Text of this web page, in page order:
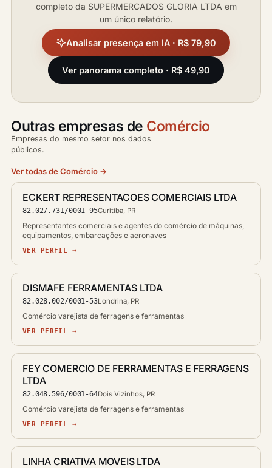
completo da SUPERMERCADOS GLORIA LTDA em
um único relatório.
Analisar presença em IA · R$ 79,90
Ver panorama completo · R$ 49,90
Outras empresas de Comércio
Empresas do mesmo setor nos dados
públicos.
Ver todas de Comércio →
ECKERT REPRESENTACOES COMERCIAIS LTDA
82.027.731/0001-95Curitiba, PR
Representantes comerciais e agentes do comércio de máquinas,
equipamentos, embarcações e aeronaves
VER PERFIL →
DISMAFE FERRAMENTAS LTDA
82.028.002/0001-53Londrina, PR
Comércio varejista de ferragens e ferramentas
VER PERFIL →
FEY COMERCIO DE FERRAMENTAS E FERRAGENS
LTDA
82.048.596/0001-64Dois Vizinhos, PR
Comércio varejista de ferragens e ferramentas
VER PERFIL →
LINHA CRIATIVA MOVEIS LTDA